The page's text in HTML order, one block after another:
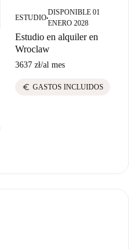
ESTUDIO■
DISPONIBLE 01
ENERO 2028
Estudio en alquiler en
Wroclaw
3637 zł/al mes
euro GASTOS INCLUIDOS